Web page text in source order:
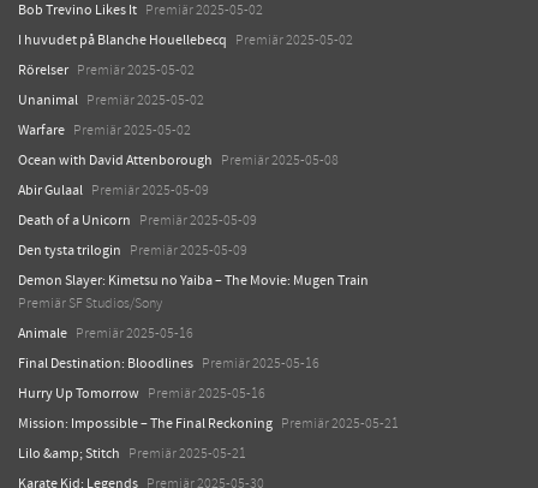
Bob Trevino Likes It Premiär 2025-05-02
I huvudet på Blanche Houellebecq Premiär 2025-05-02
Rörelser Premiär 2025-05-02
Unanimal Premiär 2025-05-02
Warfare Premiär 2025-05-02
Ocean with David Attenborough Premiär 2025-05-08
Abir Gulaal Premiär 2025-05-09
Death of a Unicorn Premiär 2025-05-09
Den tysta trilogin Premiär 2025-05-09
Demon Slayer: Kimetsu no Yaiba – The Movie: Mugen Train
Premiär SF Studios/Sony
Animale Premiär 2025-05-16
Final Destination: Bloodlines Premiär 2025-05-16
Hurry Up Tomorrow Premiär 2025-05-16
Mission: Impossible – The Final Reckoning Premiär 2025-05-21
Lilo &amp; Stitch Premiär 2025-05-21
Karate Kid: Legends Premiär 2025-05-30